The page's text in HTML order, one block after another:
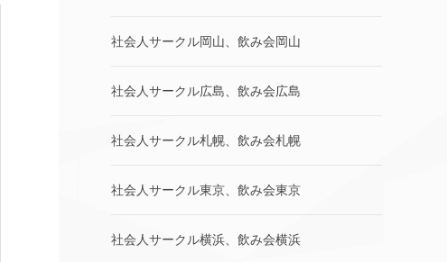
社会人サークル岡山、飲み会岡山
社会人サークル広島、飲み会広島
社会人サークル札幌、飲み会札幌
社会人サークル東京、飲み会東京
社会人サークル横浜、飲み会横浜